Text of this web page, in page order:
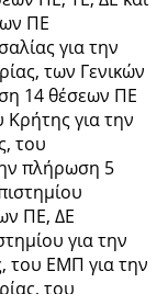
ΠΕ
για την
των Γενικών
14 θέσεων ΠΕ
Κρήτης για την
του
πλήρωση 5
ΠΕ, ΔΕ
για την
του ΕΜΠ για την
του